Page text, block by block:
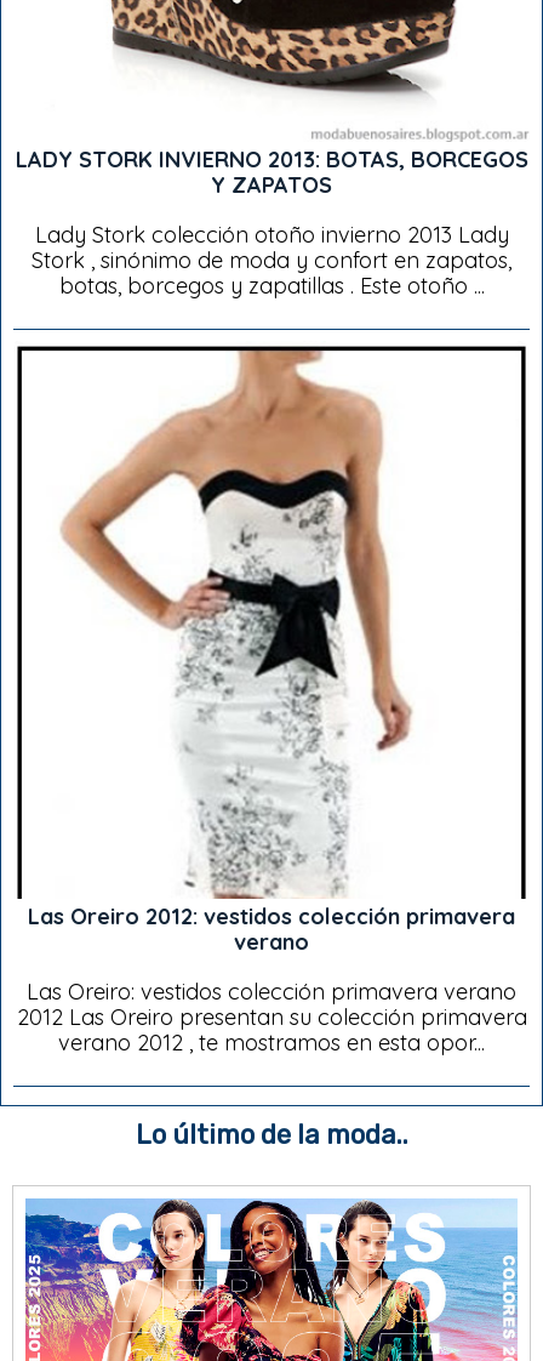
LADY STORK INVIERNO 2013: BOTAS, BORCEGOS
Y ZAPATOS
Lady Stork colección otoño invierno 2013 Lady
Stork , sinónimo de moda y confort en zapatos,
botas, borcegos y zapatillas . Este otoño ...
Las Oreiro 2012: vestidos colección primavera
verano
Las Oreiro: vestidos colección primavera verano
2012 Las Oreiro presentan su colección primavera
verano 2012 , te mostramos en esta opor...
Lo último de la moda..